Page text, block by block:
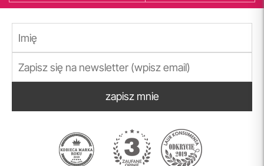
zapisz mnie